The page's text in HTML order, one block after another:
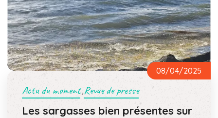
08/04/2025
Actu du moment,Revue de presse
Les sargasses bien présentes sur